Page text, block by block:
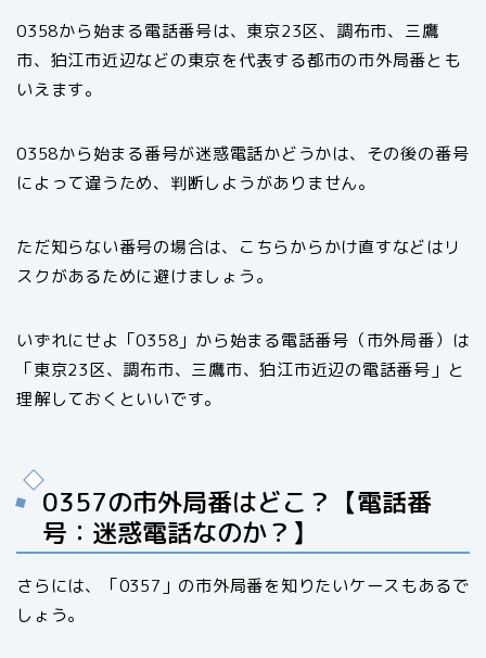
0358から始まる電話番号は、東京23区、調布市、三鷹
市、狛江市近辺などの東京を代表する都市の市外局番とも
いえます。
0358から始まる番号が迷惑電話かどうかは、その後の番号
によって違うため、判断しようがありません。
ただ知らない番号の場合は、こちらからかけ直すなどはリ
スクがあるために避けましょう。
いずれにせよ「0358」から始まる電話番号（市外局番）は
「東京23区、調布市、三鷹市、狛江市近辺の電話番号」と
理解しておくといいです。
0357の市外局番はどこ？【電話番
号：迷惑電話なのか？】
さらには、「0357」の市外局番を知りたいケースもあるで
しょう。